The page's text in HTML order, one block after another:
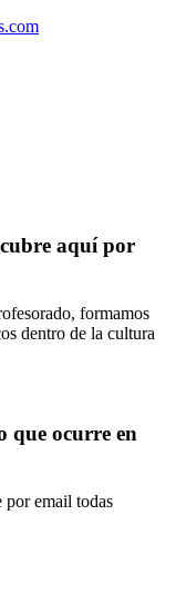
aquí por
formamos
dentro de la cultura
que ocurre en
por email todas